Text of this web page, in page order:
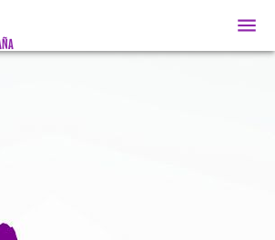
menu